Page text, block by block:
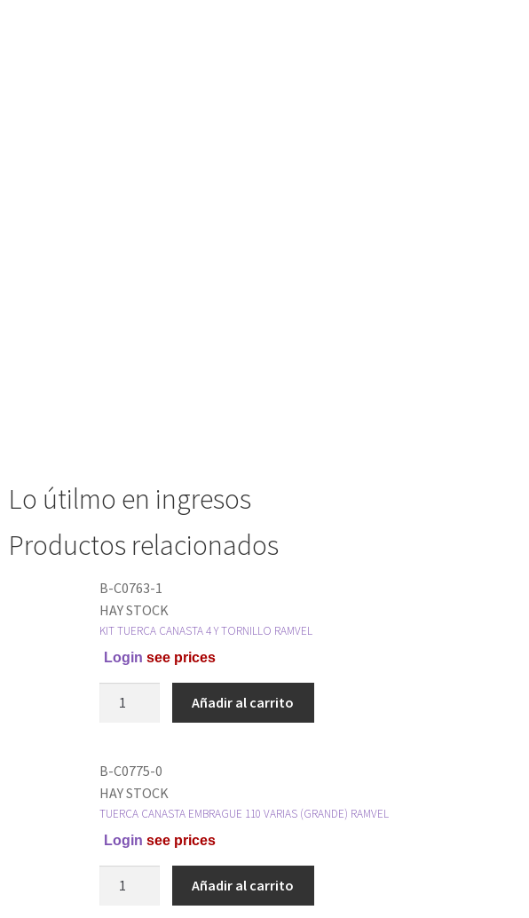
Lo útilmo en ingresos
Productos relacionados
B-C0763-1
HAY STOCK
KIT TUERCA CANASTA 4 Y TORNILLO RAMVEL
Login see prices
Añadir al carrito
B-C0775-0
HAY STOCK
TUERCA CANASTA EMBRAGUE 110 VARIAS (GRANDE) RAMVEL
Login see prices
Añadir al carrito